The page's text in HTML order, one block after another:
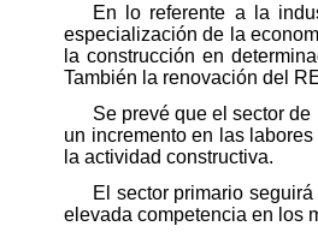
En lo referente a la
especialización de la
la construcción en
También la renovación del
Se prevé que el sector
un incremento en las
la actividad constructiva.
El sector primario
elevada competencia en los